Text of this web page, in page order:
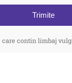
Trimite
contin limbaj